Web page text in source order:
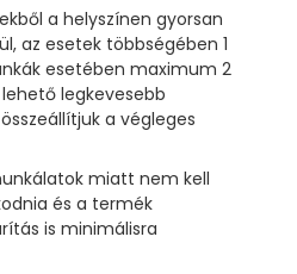
a helyszínen gyorsan
az esetek többségében 1
esetében maximum 2
legkevesebb
a végleges
miatt nem kell
és a termék
is minimálisra